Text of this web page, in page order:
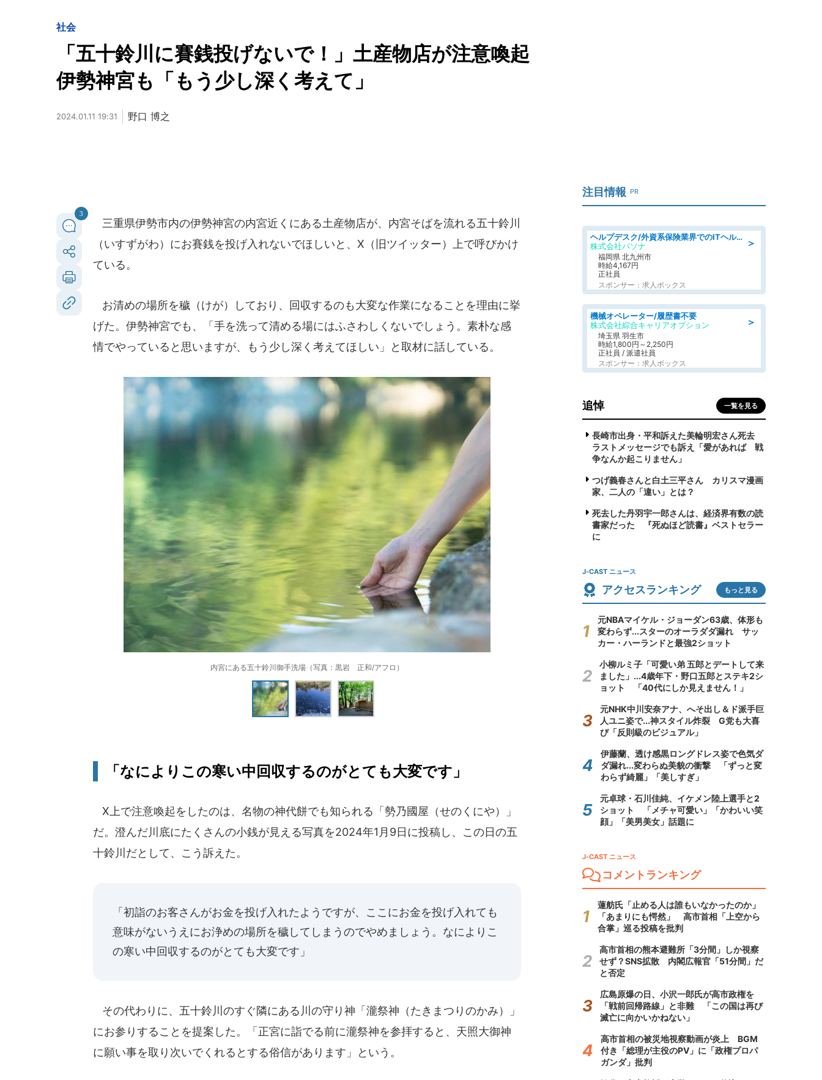
社会
「五十鈴川に賽銭投げないで！」土産物店が注意喚起
伊勢神宮も「もう少し深く考えて」
2024.01.11 19:31 野口 博之
3
三重県伊勢市内の伊勢神宮の内宮近くにある土産物店が、内宮そばを流れる五十鈴川
（いすずがわ）にお賽銭を投げ入れないでほしいと、X（旧ツイッター）上で呼びかけ
ている。
お清めの場所を穢（けが）しており、回収するのも大変な作業になることを理由に挙
げた。伊勢神宮でも、「手を洗って清める場にはふさわしくないでしょう。素朴な感
情でやっていると思いますが、もう少し深く考えてほしい」と取材に話している。
内宮にある五十鈴川御手洗場（写真：黒岩 正和/アフロ）
「なによりこの寒い中回収するのがとても大変です」
X上で注意喚起をしたのは、名物の神代餅でも知られる「勢乃國屋（せのくにや）」
だ。澄んだ川底にたくさんの小銭が見える写真を2024年1月9日に投稿し、この日の五
十鈴川だとして、こう訴えた。
「初詣のお客さんがお金を投げ入れたようですが、ここにお金を投げ入れても
意味がないうえにお浄めの場所を穢してしまうのでやめましょう。なによりこ
の寒い中回収するのがとても大変です」
その代わりに、五十鈴川のすぐ隣にある川の守り神「瀧祭神（たきまつりのかみ）」
にお参りすることを提案した。「正宮に詣でる前に瀧祭神を参拝すると、天照大御神
に願い事を取り次いでくれるとする俗信があります」という。
注目情報 PR
＞
ヘルプデスク/外資系保険業界でのITヘルプデスク業務/駅近/即日勤務可/ヘルプデスク
株式会社パソナ
福岡県 北九州市
時給4,167円
正社員
スポンサー：求人ボックス
＞
機械オペレーター/履歴書不要
株式会社綜合キャリアオプション
埼玉県 羽生市
時給1,800円～2,250円
正社員 / 派遣社員
スポンサー：求人ボックス
追悼 一覧を見る
長崎市出身・平和訴えた美輪明宏さん死去
ラストメッセージでも訴え「愛があれば 戦
争なんか起こりません」
つげ義春さんと白土三平さん カリスマ漫画
家、二人の「違い」とは？
死去した丹羽宇一郎さんは、経済界有数の読
書家だった 『死ぬほど読書』ベストセラー
に
J-CAST ニュース
アクセスランキング もっと見る
元NBAマイケル・ジョーダン63歳、体形も
変わらず...スターのオーラダダ漏れ サッ
カー・ハーランドと最強2ショット
小柳ルミ子「可愛い弟 五郎とデートして来
ました」...4歳年下・野口五郎とステキ2シ
ョット 「40代にしか見えません！」
元NHK中川安奈アナ、へそ出し＆ド派手巨
人ユニ姿で...神スタイル炸裂 G党も大喜
び「反則級のビジュアル」
伊藤蘭、透け感黒ロングドレス姿で色気ダ
ダ漏れ...変わらぬ美貌の衝撃 「ずっと変
わらず綺麗」「美しすぎ」
元卓球・石川佳純、イケメン陸上選手と2
ショット 「メチャ可愛い」「かわいい笑
顔」「美男美女」話題に
J-CAST ニュース
コメントランキング
蓮舫氏「止める人は誰もいなかったのか」
「あまりにも愕然」 高市首相「上空から
合掌」巡る投稿を批判
高市首相の熊本避難所「3分間」しか視察
せず？SNS拡散 内閣広報官「51分間」だ
と否定
広島原爆の日、小沢一郎氏が高市政権を
「戦前回帰路線」と非難 「この国は再び
滅亡に向かいかねない」
高市首相の被災地視察動画が炎上 BGM
付き「総理が主役のPV」に「政権プロパ
ガンダ」批判